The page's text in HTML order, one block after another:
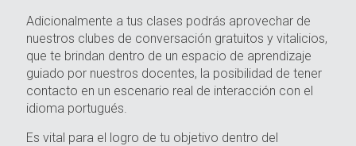
Adicionalmente a tus clases podrás aprovechar de
nuestros clubes de conversación gratuitos y vitalicios,
que te brindan dentro de un espacio de aprendizaje
guiado por nuestros docentes, la posibilidad de tener
contacto en un escenario real de interacción con el
idioma portugués.
Es vital para el logro de tu objetivo dentro del